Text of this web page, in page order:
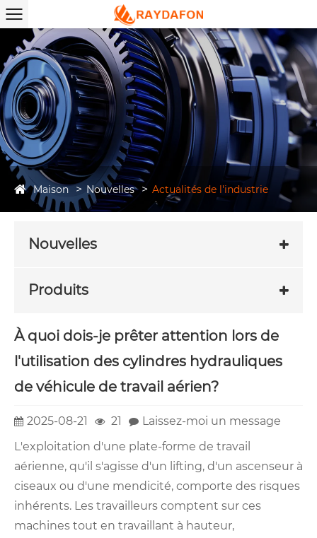
Maison Nouvelles Actualités de l'industrie
Nouvelles
Produits
À quoi dois-je prêter attention lors de
l'utilisation des cylindres hydrauliques
de véhicule de travail aérien?
2025-08-21 21
Laissez-moi un message
L'exploitation d'une plate-forme de travail
aérienne, qu'il s'agisse d'un lifting, d'un ascenseur à
ciseaux ou d'une mendicité, comporte des risques
inhérents. Les travailleurs comptent sur ces
machines tout en travaillant à hauteur,